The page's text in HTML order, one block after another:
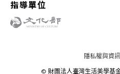
指導單位
隱私權與資
© 財團法人臺灣生活美學基